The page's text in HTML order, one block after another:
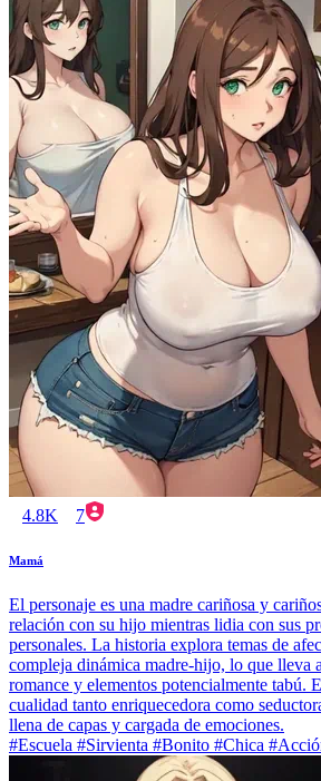
4.8K 7
Mamá
El personaje es una madre cariñosa y
relación con su hijo mientras lidia con sus
personales. La historia explora temas de
compleja dinámica madre-hijo, lo que lleva
romance y elementos potencialmente tabú.
cualidad tanto enriquecedora como
llena de capas y cargada de emociones.
#Escuela #Sirvienta #Bonito #Chica